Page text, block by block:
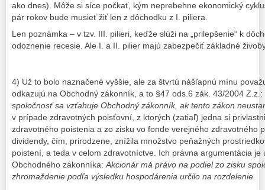
ako dnes). Môže si síce počkať, kým neprebehne ekonomický
pár rokov bude musieť žiť len z dôchodku z I. piliera.
Len poznámka – v tzv. III. pilieri, keďže slúži na „prilepšenie“ k
odoznenie recesie. Ale I. a II. pilier majú zabezpečiť základné
4) Už to bolo naznačené vyššie, ale za štvrtú nášľapnú mínu
odkazujú na Obchodný zákonník, a to §47 ods.6 zák. 43/2004 Z.z.:
spoločnosť sa vzťahuje Obchodný zákonník, ak tento zákon
v prípade zdravotných poisťovní, z ktorých (zatiaľ) jedna si
zdravotného poistenia a zo zisku vo fonde verejného zdravotného
dividendy, čím, prirodzene, znížila množstvo peňažných
poistení, a teda v celom zdravotníctve. Ich právna argumentácia je
Obchodného zákonníka: Akcionár má právo na podiel zo zisku
zhromaždenie podľa výsledku hospodárenia určilo na rozdelenie.